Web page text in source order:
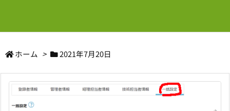
ホーム > 2021年7月20日